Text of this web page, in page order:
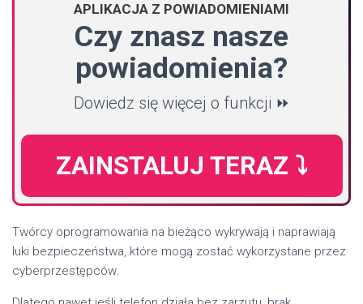
APLIKACJA Z POWIADOMIENIAMI
Czy znasz nasze
powiadomienia?
Dowiedz się więcej o funkcji ⏩
ZAINSTALUJ TERAZ ⤵️
Twórcy oprogramowania na bieżąco wykrywają i naprawiają
luki bezpieczeństwa, które mogą zostać wykorzystane przez
cyberprzestępców.